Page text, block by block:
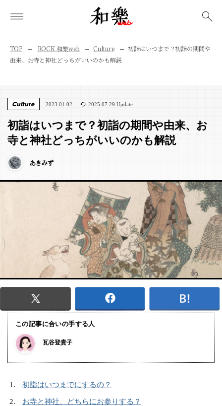
TOP ROCK 和樂web Culture
初詣はいつまで？初詣の期間や
由来、お寺と神社どっちがいいのかも解説
Culture 2023.01.02 2025.07.29 Update
初詣はいつまで？初詣の期間や由来、お
寺と神社どっちがいいのかも解説
あきみず
この記事に合いの手する人
瓦谷登貴子
初詣はいつまでにするの？
お寺と神社、どちらにお参りする？